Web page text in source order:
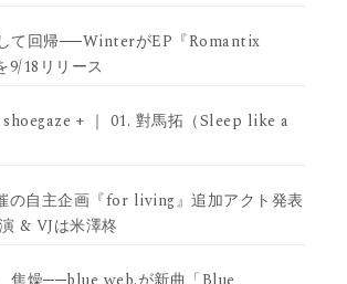
て回帰──WinterがEP『Romantix
18リリース
+ ｜ 01. 對馬拓（Sleep like a
の自主企画『for living』追加アクト発表
& VJは米澤柊